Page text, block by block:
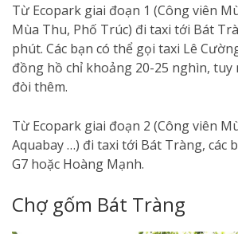
Từ Ecopark giai đoạn 1 (Công viên
Mùa Thu, Phố Trúc) đi taxi tới Bát
phút. Các bạn có thể gọi taxi Lê
đồng hồ chỉ khoảng 20-25 nghìn, tuy
đòi thêm.
Từ Ecopark giai đoạn 2 (Công viên
Aquabay …) đi taxi tới Bát Tràng, các
G7 hoặc Hoàng Mạnh.
Chợ gốm Bát Tràng